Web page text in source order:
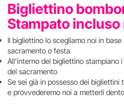
Bigliettino
Stampato incluso
Il bigliettino lo scegliamo noi in
sacramento o festa
All'interno del bigliettino stampiano
del sacramento
Se sei già in possesso dei bigliettini
e provvederemo noi a metterli